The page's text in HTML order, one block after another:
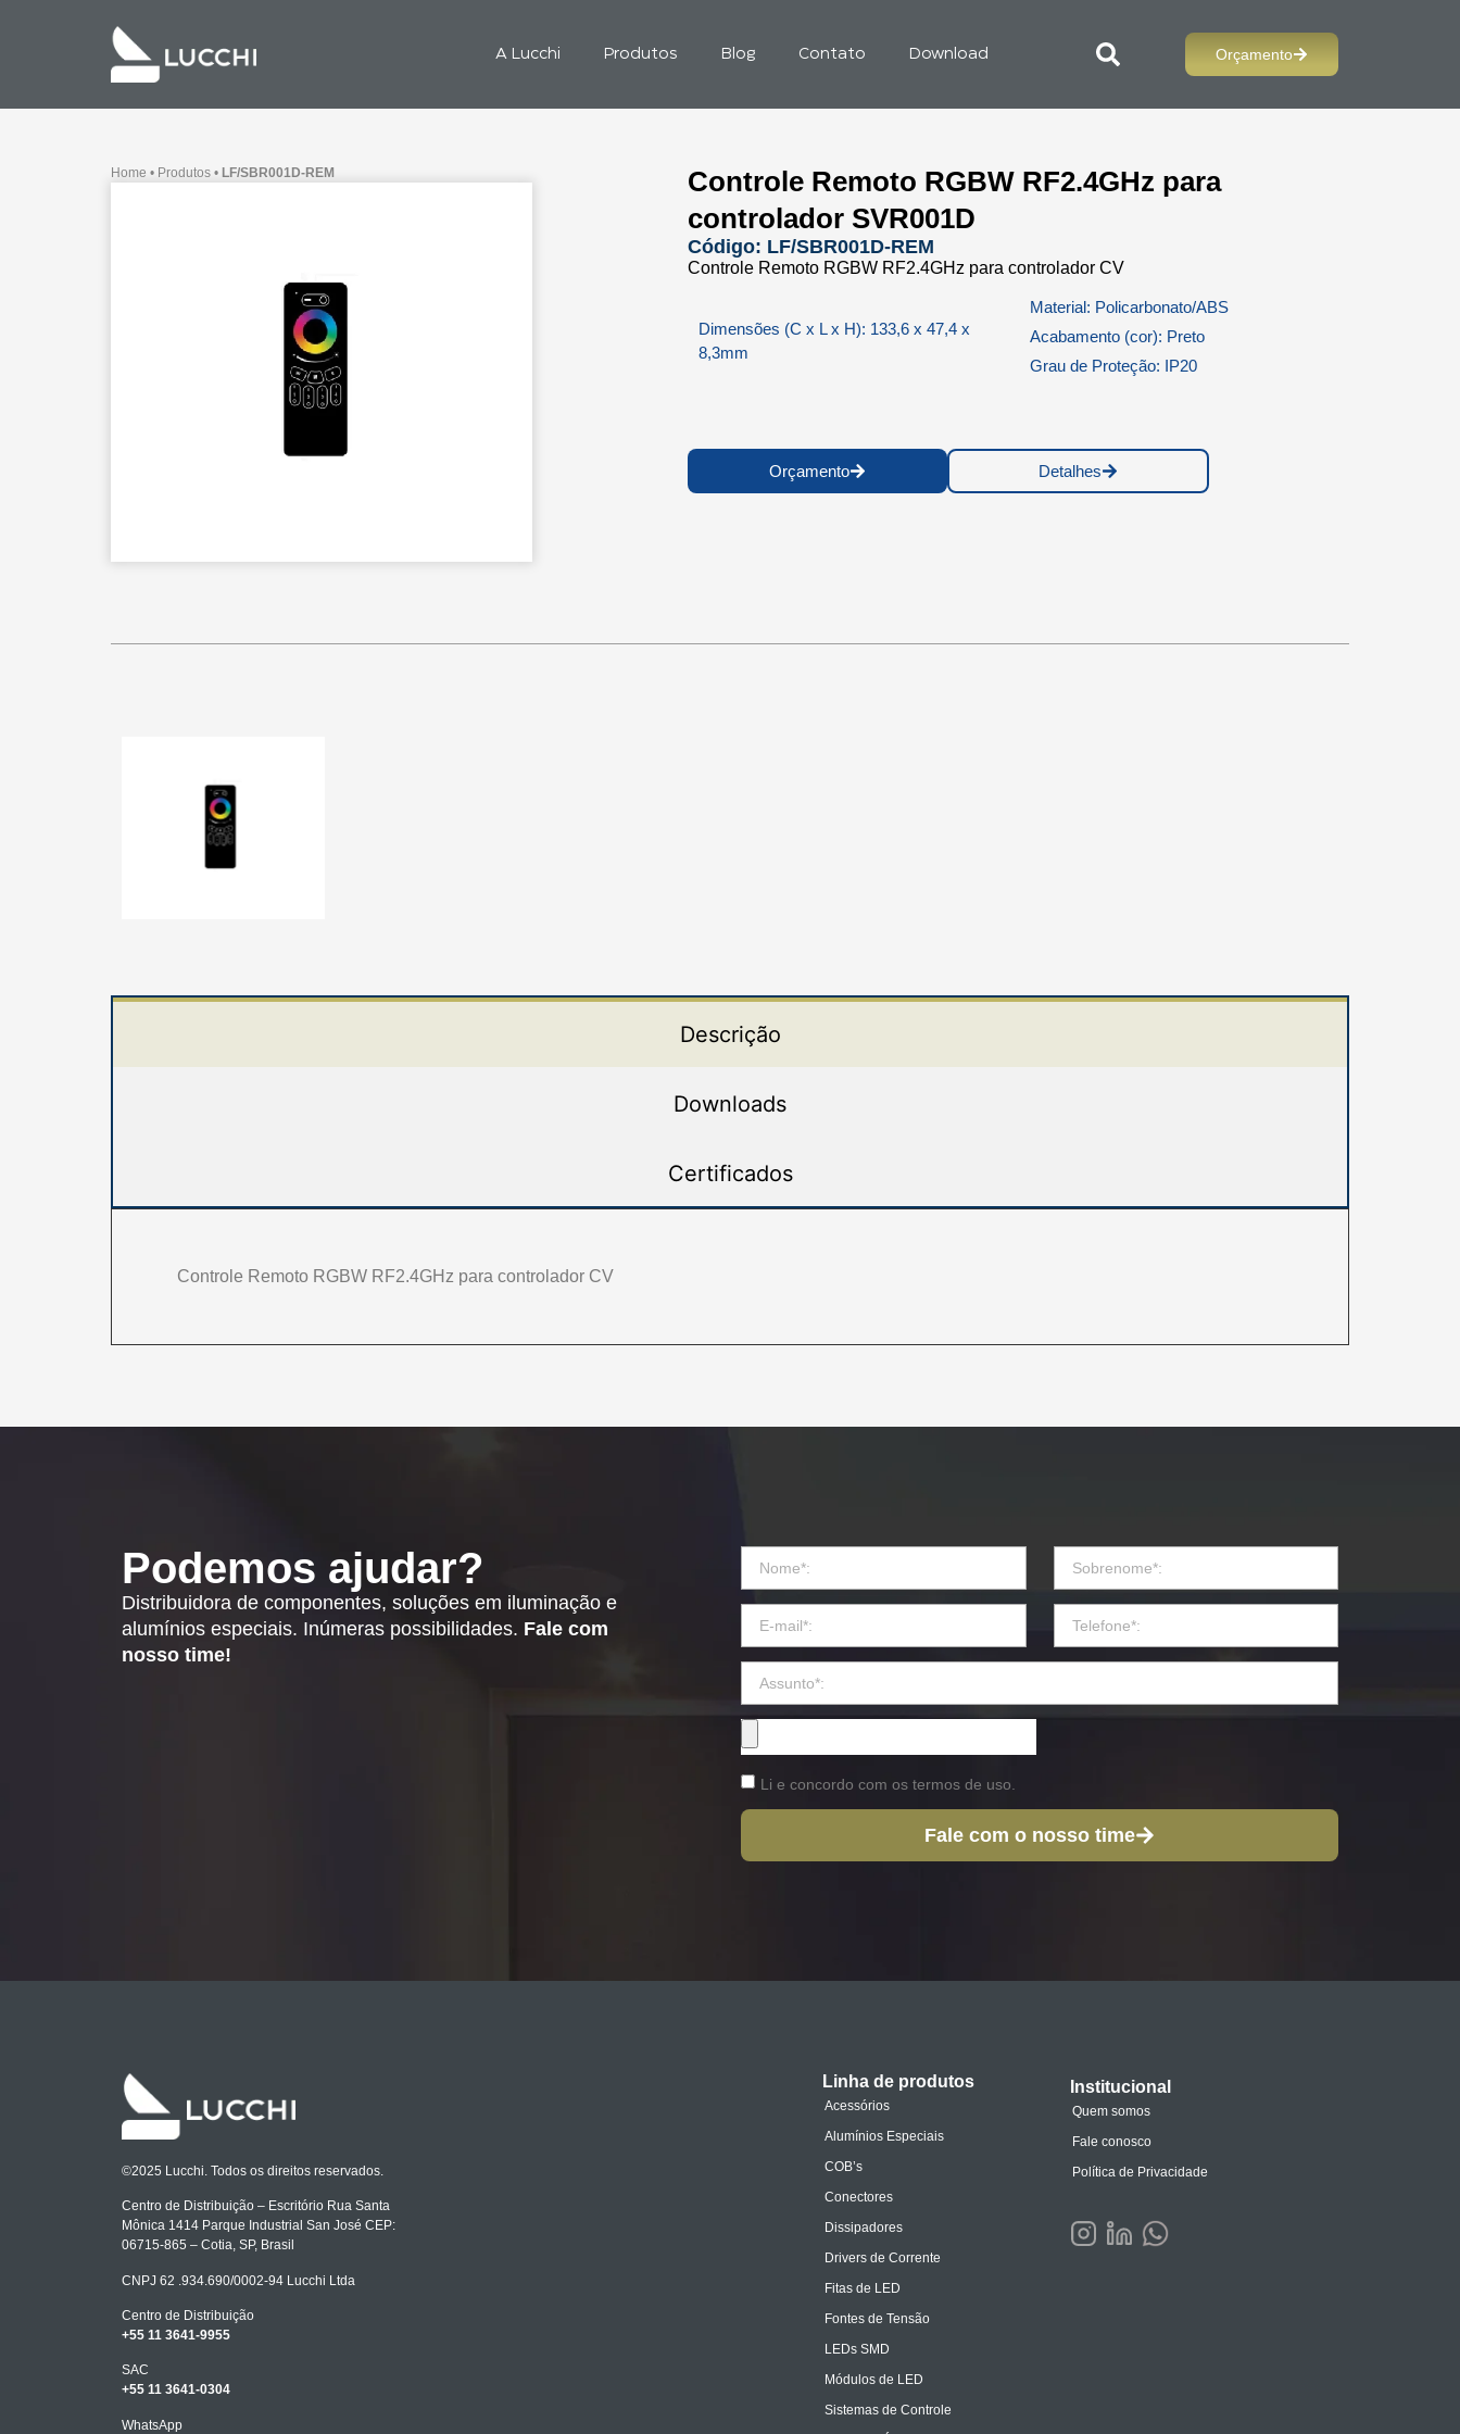
A Lucchi Produtos Blog Contato Download Orçamento
Home • Produtos • LF/SBR001D-REM
Controle Remoto RGBW RF2.4GHz para
controlador SVR001D
Código: LF/SBR001D-REM
Controle Remoto RGBW RF2.4GHz para controlador CV
Dimensões (C x L x H): 133,6 x 47,4 x
8,3mm
Material: Policarbonato/ABS
Acabamento (cor): Preto
Grau de Proteção: IP20
Orçamento Detalhes
Descrição
Downloads
Certificados
Controle Remoto RGBW RF2.4GHz para controlador CV
Podemos ajudar?
Distribuidora de componentes, soluções em iluminação e
alumínios especiais. Inúmeras possibilidades. Fale com
nosso time!
Li e concordo com os termos de uso.
Fale com o nosso time
©2025 Lucchi. Todos os direitos reservados.
Centro de Distribuição – Escritório Rua Santa
Mônica 1414 Parque Industrial San José CEP:
06715-865 – Cotia, SP, Brasil
CNPJ 62 .934.690/0002-94 Lucchi Ltda
Centro de Distribuição
+55 11 3641-9955
SAC
+55 11 3641-0304
WhatsApp
Linha de produtos
Acessórios
Alumínios Especiais
COB’s
Conectores
Dissipadores
Drivers de Corrente
Fitas de LED
Fontes de Tensão
LEDs SMD
Módulos de LED
Sistemas de Controle
Institucional
Quem somos
Fale conosco
Política de Privacidade